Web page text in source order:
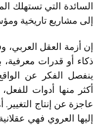
السائدة التي تستهلك
إلى مشاريع تاريخية
إن أزمة العقل
ذكاء أو قدرات معرفية،
ينفصل الفكر عن
أكثر منها أدوات
عاجزة عن إنتاج التغيير.
إليها العروي فهي